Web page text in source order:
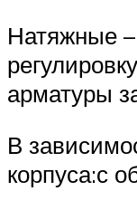
Натяжные –
арматуры
В
корпуса:с